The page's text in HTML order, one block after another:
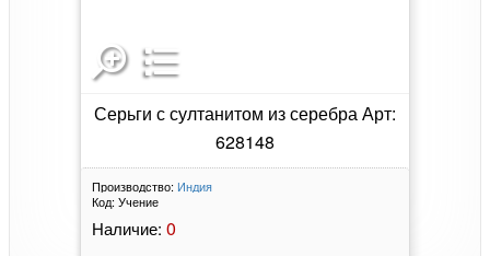
Серьги с султанитом из серебра Арт:
628148
Производство: Индия
Код: Учение
Наличие: 0